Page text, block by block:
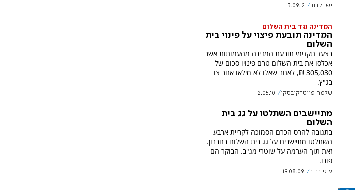
ישי קרוב 13.09.12
המדינה נגד בית השלום
המדינה תובעת פיצוי על פינוי בית
השלום
בצעד תקדימי תובעת המדינה מהעמותות אשר
אכלסו את בית השלום טרם פינויו סכום של
305,030 ₪, לאחר שאלו לא מילאו אחר צו
בג"ץ.
שלמה פיוטרקובסקי 2.05.10
מתיישבים השתלטו על גג בית
השלום
בתגובה להרס הכרם הסמוכה לקריית ארבע
השתלטו מתיישבים על גג בית השלום בחברון.
זאת תוך הערמה על שוטרי מג"ב. הבוקר הם
פונו.
עוזי ברוך 19.08.09